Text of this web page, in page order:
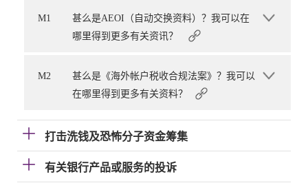
M1
甚么是AEOI（自动交换资料）？我可以在
哪里得到更多有关资讯？
M2
甚么是《海外帐户税收合规法案》？我可以
在哪里得到更多有关资料？
打击洗钱及恐怖分子资金筹集
有关银行产品或服务的投诉